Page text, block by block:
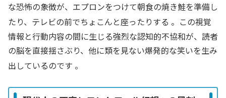
な恐怖の象徴が、エプロンをつけて朝食の焼き鮭を準備し
たり、テレビの前でちょこんと座ったりする 。この視覚
情報と行動内容の間に生じる強烈な認知的不協和が、読者
の脳を直接揺さぶり、他に類を見ない爆発的な笑いを生み
出しているのです 。